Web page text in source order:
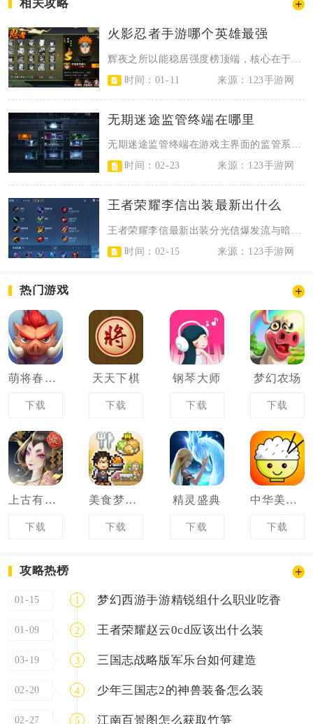
相关攻略
火影忍者手游哪个英雄最强
时间：01-11
来源：123手游网
无期迷途监管终端在哪里
无期迷途监管终端在游戏主界面的监管系统（基建）内，进入监管系统后，在主页左侧...
时间：02-23
来源：123手游网
王者荣耀李信出装最新出什么
时间：02-15
来源：123手游网
热门游戏
萌将春秋ol
下载
天天下棋
下载
钢琴大师
下载
梦幻农场
下载
上古有灵妖
下载
美食梦物语
下载
精灵盛典
下载
中华美食家
下载
攻略热榜
01-15 1 梦幻西游手游精锐组什么职业吃香
01-09 2 王者荣耀赵云0cd应该出什么装
03-19 3 三国志战略版军乐台如何建造
02-20 4 少年三国志2的神兽装备怎么装
02-27 5 江南百景图怎么获取竹笋